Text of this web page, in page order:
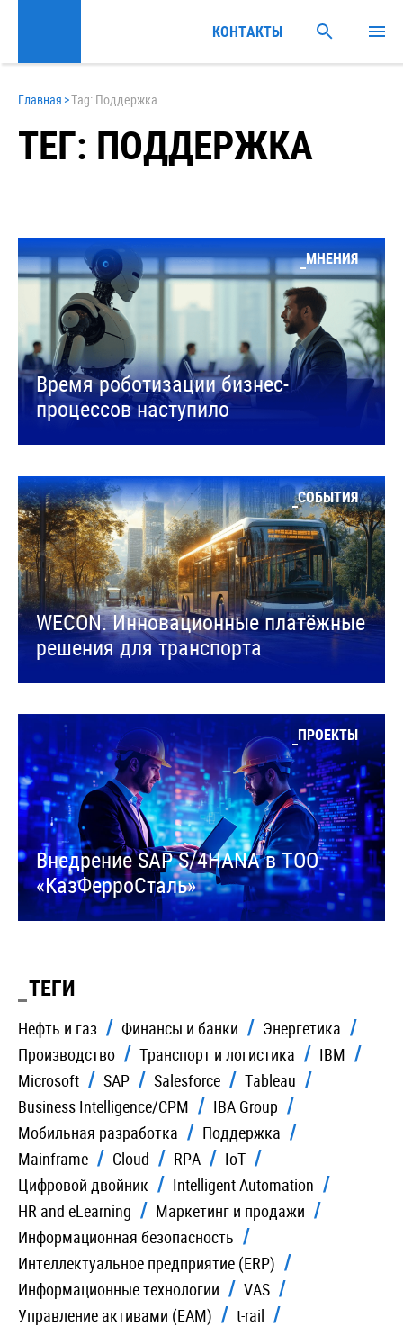
Главная >Tag: Поддержка
ТЕГ: ПОДДЕРЖКА
МНЕНИЯ
Время роботизации бизнес-
процессов наступило
СОБЫТИЯ
WECON. Инновационные платёжные
решения для транспорта
ПРОЕКТЫ
Внедрение SAP S/4HANA в ТОО
«КазФерроСталь»
ТЕГИ
Нефть и газ Финансы и банки
Энергетика
Производство
Транспорт и логистика
IBM
Microsoft
SAP Salesforce
Tableau
Business Intelligence/CPM
IBA Group
Мобильная разработка
Поддержка
Mainframe
Cloud RPA
IoT
Цифровой двойник
Intelligent Automation
HR and eLearning
Маркетинг и продажи
Информационная безопасность
Интеллектуальное предприятие (ERP)
Информационные технологии
VAS
Управление активами (EAM)
t-rail
КОНТАКТЫ